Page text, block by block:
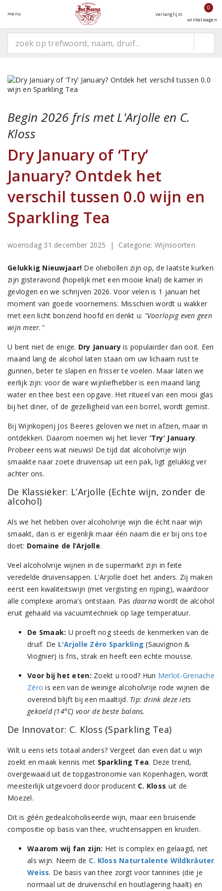
menu verlanglijst
0
winkelwagen
Begin 2026 fris met L'Arjolle en C.
Kloss
Dry January of ‘Try’
January? Ontdek het
verschil tussen 0.0 wijn en
Sparkling Tea
woensdag 31 december 2025 | Categorie: Wijnsoorten
Gelukkig Nieuwjaar! De oliebollen zijn op, de laatste kurken
zijn gisteravond (hopelijk met een mooie knal) de kamer in
gevlogen en we schrijven 2026. Voor velen is 1 januari het
moment van goede voornemens. Misschien wordt u wakker
met een licht bonzend hoofd en denkt u: "Voorlopig even geen
wijn meer."
U bent niet de enige. Dry Januaryis populairder dan ooit. Een
maand lang de alcohol laten staan om uw lichaam rust te
gunnen, beter te slapen en frisser te voelen. Maar laten we
eerlijk zijn: voor de ware wijnliefhebber is een maand lang
water en thee best een opgave. Het ritueel van een mooi glas
bij het diner, of de gezelligheid van een borrel, wordt gemist.
Bij Wijnkoperij Jos Beeres geloven we niet in afzien, maar in
ontdekken. Daarom noemen wij het liever ‘Try’ January.
Probeer eens wat nieuws! De tijd dat alcoholvrije wijn
smaakte naar zoete druivensap uit een pak, ligt gelukkig ver
achter ons.
De Klassieker: L’Arjolle (Echte wijn, zonder de
alcohol)
Als we het hebben over alcoholvrije wijn die écht naar wijn
smaakt, dan is er eigenlijk maar één naam die er bij ons toe
doet: Domaine de l’Arjolle.
Veel alcoholvrije wijnen in de supermarkt zijn in feite
veredelde druivensappen. L'Arjolle doet het anders. Zij maken
eerst een kwaliteitswijn (met vergisting en rijping), waardoor
alle complexe aroma's ontstaan. Pas daarna wordt de alcohol
eruit gehaald via vacuümtechniek op lage temperatuur.
De Smaak: U proeft nog steeds de kenmerken van de
druif. De L'Arjolle Zéro Sparkling (Sauvignon &
Viognier) is fris, strak en heeft een echte mousse.
Voor bij het eten: Zoekt u rood? Hun Merlot-Grenache
Zéro is een van de weinige alcoholvrije rode wijnen die
overeind blijft bij een maaltijd. Tip: drink deze iets
gekoeld (14°C) voor de beste balans.
De Innovator: C. Kloss (Sparkling Tea)
Wilt u eens iets totaal anders? Vergeet dan even dat u wijn
zoekt en maak kennis met Sparkling Tea. Deze trend,
overgewaaid uit de topgastronomie van Kopenhagen, wordt
meesterlijk uitgevoerd door producent C. Kloss uit de
Moezel.
Dit is géén gedealcoholiseerde wijn, maar een bruisende
compositie op basis van thee, vruchtensappen en kruiden.
Waarom wij fan zijn: Het is complex en gelaagd, net
als wijn. Neem de C. Kloss Naturtalente Wildkräuter
Weiss. De basis van thee zorgt voor tannines (die je
normaal uit de druivenschil en houtlagering haalt) en